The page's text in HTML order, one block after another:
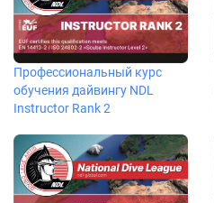
Профессиональный курс
обучения дайвингу NDL
Instructor Rank 2